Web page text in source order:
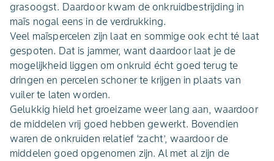
grasoogst. Daardoor kwam de onkruidbestrijding in
maïs nogal eens in de verdrukking.
Veel maïspercelen zijn laat en sommige ook echt té laat
gespoten. Dat is jammer, want daardoor laat je de
mogelijkheid liggen om onkruid écht goed terug te
dringen en percelen schoner te krijgen in plaats van
vuiler te laten worden.
Gelukkig hield het groeizame weer lang aan, waardoor
de middelen vrij goed hebben gewerkt. Bovendien
waren de onkruiden relatief ‘zacht’, waardoor de
middelen goed opgenomen zijn. Al met al zijn de